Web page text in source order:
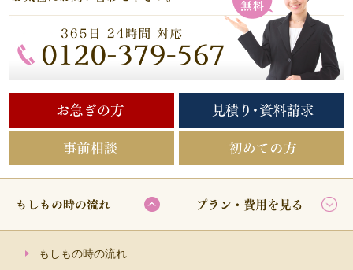
もしもの時の流れ